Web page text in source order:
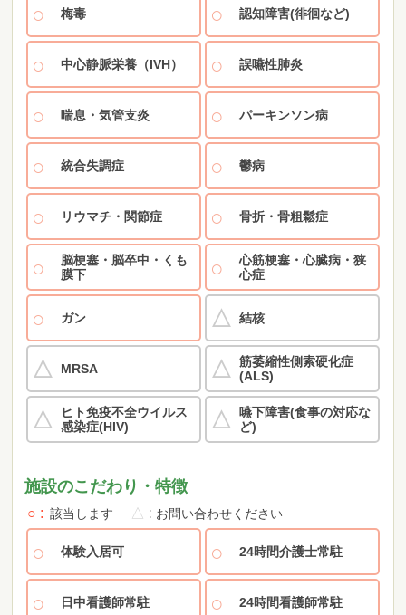
梅毒 認知障害(徘徊など)
中心静脈栄養（IVH） 誤嚥性肺炎
喘息・気管支炎 パーキンソン病
統合失調症 鬱病
リウマチ・関節症 骨折・骨粗鬆症
脳梗塞・脳卒中・くも
膜下
心筋梗塞・心臓病・狭
心症
ガン 結核
MRSA
筋萎縮性側索硬化症
(ALS)
ヒト免疫不全ウイルス
感染症(HIV)
嚥下障害(食事の対応な
ど)
施設のこだわり・特徴
○ 該当します △ お問い合わせください
体験入居可 24時間介護士常駐
日中看護師常駐 24時間看護師常駐